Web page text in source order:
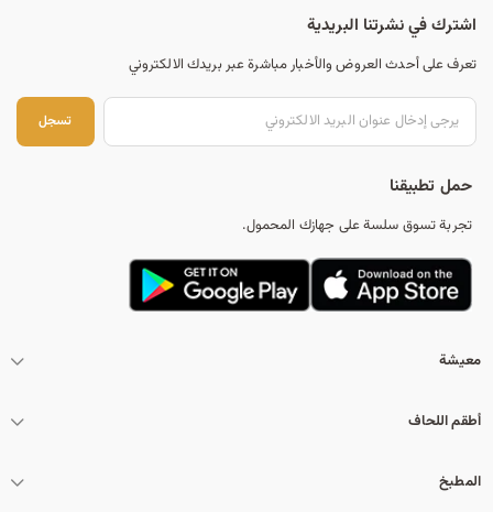
اشترك في نشرتنا البريدية
تعرف على أحدث العروض والأخبار مباشرة عبر بريدك الالكتروني
تسجل
حمل تطبيقنا
تجربة تسوق سلسة على جهازك المحمول.
معيشة
أطقم اللحاف
المطبخ